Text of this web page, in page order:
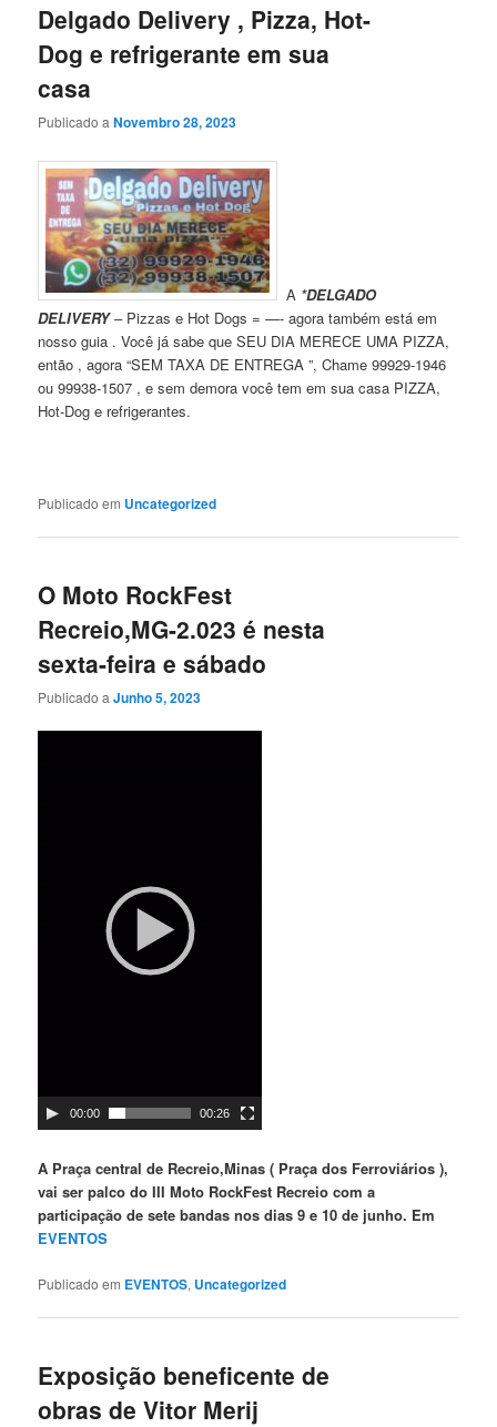
Delgado Delivery , Pizza, Hot-
Dog e refrigerante em sua
casa
Publicado aNovembro 28, 2023
A *DELGADO
DELIVERY– Pizzas e Hot Dogs = —- agora também está em
nosso guia . Você já sabe que SEU DIA MERECE UMA PIZZA,
então , agora “SEM TAXA DE ENTREGA ”, Chame 99929-1946
ou 99938-1507 , e sem demora você tem em sua casa PIZZA,
Hot-Dog e refrigerantes.
Publicado em Uncategorized
O Moto RockFest
Recreio,MG-2.023 é nesta
sexta-feira e sábado
Publicado aJunho 5, 2023
00:00 00:26
A Praça central de Recreio,Minas ( Praça dos Ferroviários ),
vai ser palco do III Moto RockFest Recreio com a
participação de sete bandas nos dias 9 e 10 de junho. Em
EVENTOS
Publicado em EVENTOS, Uncategorized
Exposição beneficente de
obras de Vitor Merij